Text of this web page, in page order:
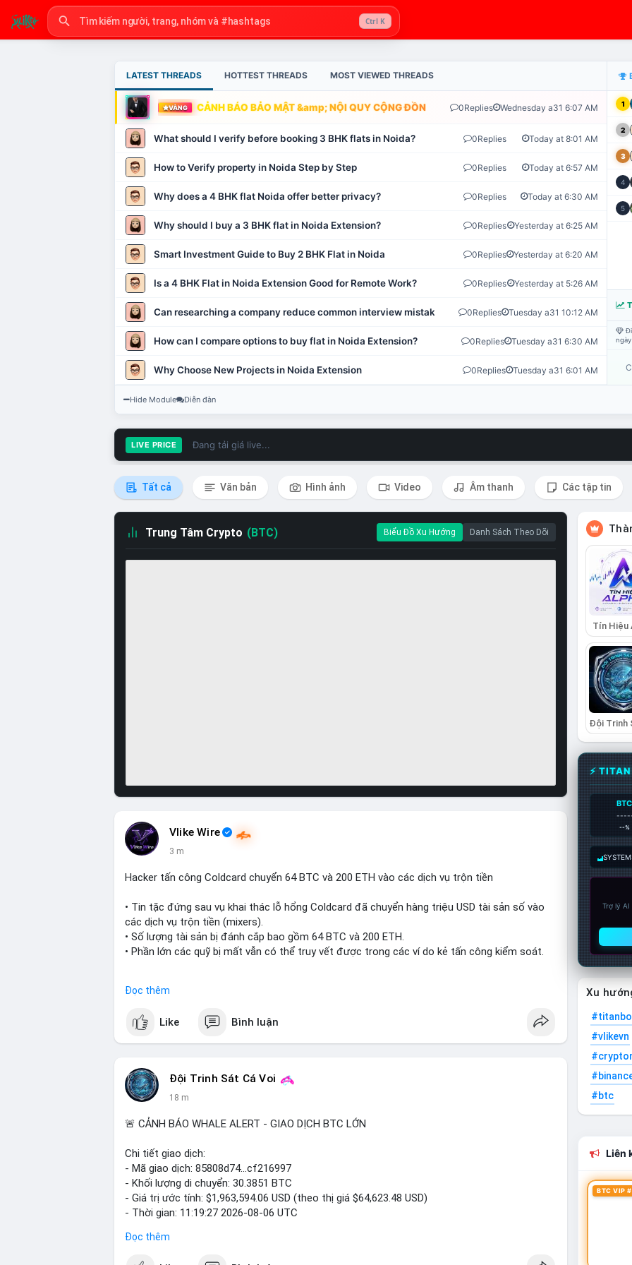
Ctrl K
LATEST THREADS HOTTEST THREADS MOST VIEWED THREADS
VÀNG CẢNH BÁO BẢO MẬT &amp; NỘI QUY CỘNG ĐỒNG VLIKE.VN: HỆ THỐNG GIÁM SÁT TỰ
0Replies Wednesday a31 6:07 AM
What should I verify before booking 3 BHK flats in Noida? 0Replies Today at 8:01 AM
How to Verify property in Noida Step by Step 0Replies Today at 6:57 AM
Why does a 4 BHK flat Noida offer better privacy? 0Replies Today at 6:30 AM
Why should I buy a 3 BHK flat in Noida Extension? 0Replies Yesterday at 6:25 AM
Smart Investment Guide to Buy 2 BHK Flat in Noida 0Replies Yesterday at 6:20 AM
Is a 4 BHK Flat in Noida Extension Good for Remote Work? 0Replies Yesterday at 5:26 AM
Can researching a company reduce common interview mistakes? 0Replies Tuesday a31 10:12 AM
How can I compare options to buy flat in Noida Extension? 0Replies Tuesday a31 6:30 AM
Why Choose New Projects in Noida Extension 0Replies Tuesday a31 6:01 AM
1
2
3
4
5
Hide Module Diễn đàn
LIVE PRICE Đang tải giá live...
Tất cả Văn bản Hình ảnh Video Âm thanh Các tập tin
Trung Tâm Crypto (BTC) Biểu Đồ Xu Hướng Danh Sách Theo Dõi
Vlike Wire
3 m
Hacker tấn công Coldcard chuyển 64 BTC và 200 ETH vào các dịch vụ trộn tiền
• Tin tặc đứng sau vụ khai thác lỗ hổng Coldcard đã chuyển hàng triệu USD tài sản số vào
các dịch vụ trộn tiền (mixers).
• Số lượng tài sản bị đánh cắp bao gồm 64 BTC và 200 ETH.
• Phần lớn các quỹ bị mất vẫn có thể truy vết được trong các ví do kẻ tấn công kiểm soát.
#vlikevn #titanbot
📰 Nguồn: Cointelegraph
Đọc thêm
Like Bình luận
Đội Trinh Sát Cá Voi
18 m
🚨 CẢNH BÁO WHALE ALERT - GIAO DỊCH BTC LỚN
Chi tiết giao dịch:
- Mã giao dịch: 85808d74...cf216997
- Khối lượng di chuyển: 30.3851 BTC
- Giá trị ước tính: $1,963,594.06 USD (theo thị giá $64,623.48 USD)
- Thời gian: 11:19:27 2026-08-06 UTC
Nhận định phân tích: Giao dịch gần 2 triệu USD này cho thấy dấu hiệu của một tổ chức lớn
Đọc thêm
Tín Hiệu
⚡
BTC
--%
Trợ lý
Xu
#vlikevn
#btc
Liên
BTC VIP